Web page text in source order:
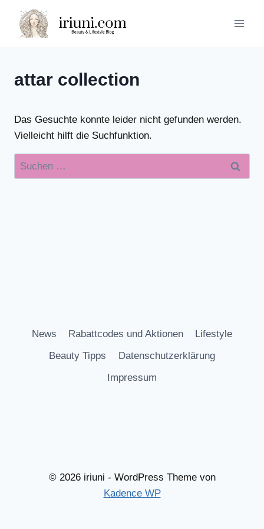
Inhalt
springen
attar collection
Das Gesuchte konnte leider nicht gefunden werden.
Vielleicht hilft die Suchfunktion.
Suchen
nach:
News Rabattcodes und Aktionen
Lifestyle
Beauty Tipps
Datenschutzerklärung
Impressum
© 2026 iriuni - WordPress Theme von
Kadence WP